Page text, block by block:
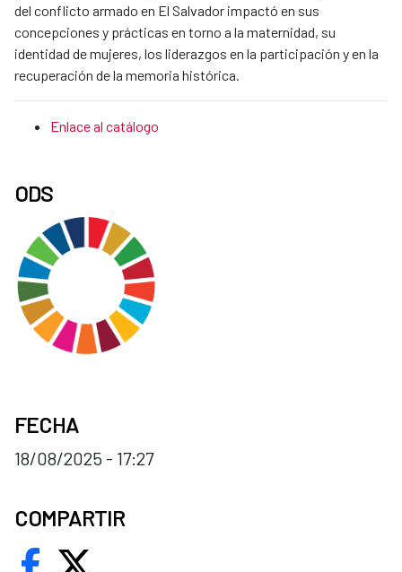
del conflicto armado en El Salvador impactó en sus
concepciones y prácticas en torno a la maternidad, su
identidad de mujeres, los liderazgos en la participación y en la
recuperación de la memoria histórica.
Enlace al catálogo
ODS
FECHA
18/08/2025 - 17:27
COMPARTIR